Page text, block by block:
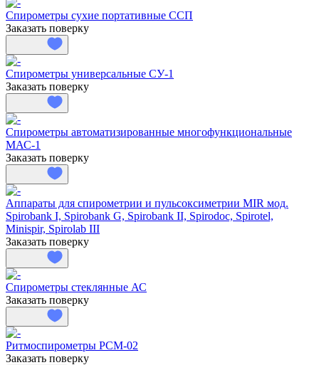
Спирометры сухие портативные ССП
Заказать поверку
Спирометры универсальные СУ-1
Заказать поверку
Спирометры автоматизированные многофункциональные
МАС-1
Заказать поверку
Аппараты для спирометрии и пульсоксиметрии MIR мод.
Spirobank I, Spirobank G, Spirobank II, Spirodoc, Spirotel,
Minispir, Spirolab III
Заказать поверку
Спирометры стеклянные АС
Заказать поверку
Ритмоспирометры РСМ-02
Заказать поверку